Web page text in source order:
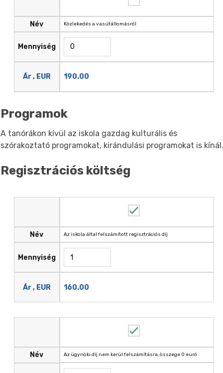
Név
Mennyiség
Ár , EUR
Közlekedés a vasútállomásról
190.00
Programok
A tanórákon kívül az iskola gazdag kulturális és
szórakoztató programokat, kirándulási programokat is
Regisztrációs költség
Név
Mennyiség
Ár , EUR
Az iskola által felszámított regisztrációs díj
160.00
Név Az ügynöki díj nem kerül felszámításra, összege 0 euró